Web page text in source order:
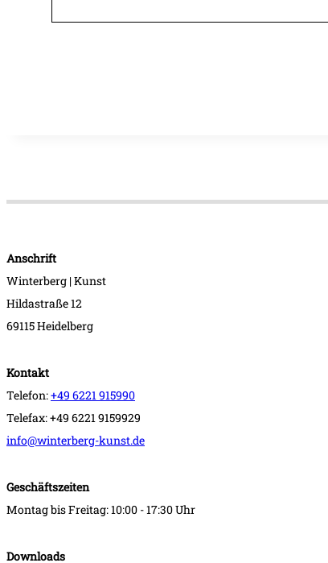
Anschrift
Winterberg | Kunst
Hildastraße 12
69115 Heidelberg
Kontakt
Telefon:+49 6221 915990
Telefax: +49 6221 9159929
info@winterberg-kunst.de
Geschäftszeiten
Montag bis Freitag: 10:00 - 17:30 Uhr
Downloads